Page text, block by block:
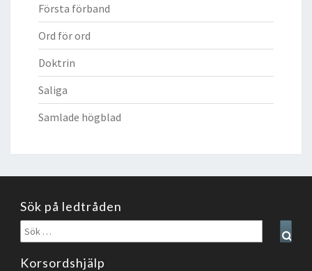
Första förband
Ord för ord
Doktrin
Saliga
Samlade högblad
Sök på ledtråden
Sök
efter:
Korsordshjälp